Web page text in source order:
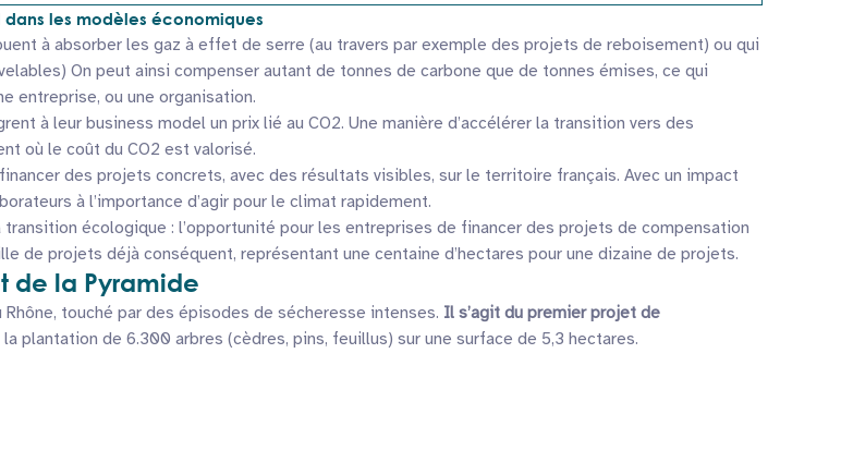
les modèles économiques
à absorber les gaz à effet de serre (au travers par exemple des projets de reboisement) ou qui
On peut ainsi compenser autant de tonnes de carbone que de tonnes émises, ce qui
entreprise, ou une organisation.
à leur business model un prix lié au CO2. Une manière d’accélérer la transition vers des
où le coût du CO2 est valorisé.
des projets concrets, avec des résultats visibles, sur le territoire français. Avec un impact
à l’importance d’agir pour le climat rapidement.
écologique : l’opportunité pour les entreprises de financer des projets de compensation
de projets déjà conséquent, représentant une centaine d’hectares pour une dizaine de projets.
de la Pyramide
touché par des épisodes de sécheresse intenses. Il s’agit du premier projet de
la plantation de 6.300 arbres (cèdres, pins, feuillus) sur une surface de 5,3 hectares.